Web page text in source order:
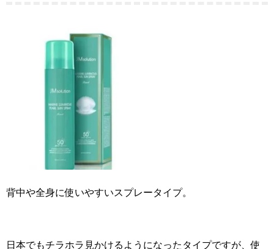
背中や全身に使いやすいスプレータイプ。
日本でもチラホラ見かけるようになったタイプですが、使